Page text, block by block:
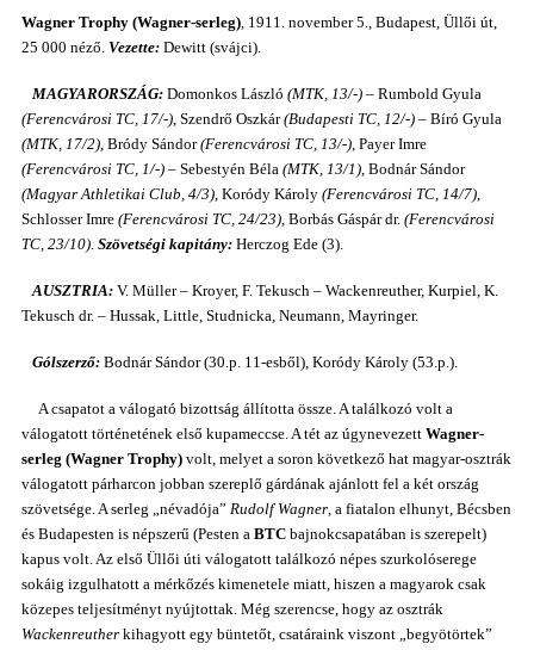
Wagner Trophy (Wagner-serleg), 1911. november 5., Budapest, Üllői út,
25 000 néző. Vezette: Dewitt (svájci).
MAGYARORSZÁG: Domonkos László (MTK, 13/-) – Rumbold Gyula
(Ferencvárosi TC, 17/-), Szendrő Oszkár(Budapesti TC, 12/-) – Bíró Gyula
(MTK, 17/2), Bródy Sándor(Ferencvárosi TC, 13/-), Payer Imre
(Ferencvárosi TC, 1/-) – Sebestyén Béla (MTK, 13/1), Bodnár Sándor
(Magyar Athletikai Club, 4/3), Koródy Károly (Ferencvárosi TC, 14/7),
Schlosser Imre (Ferencvárosi TC, 24/23), Borbás Gáspár dr. (Ferencvárosi
TC, 23/10). Szövetségi kapitány: Herczog Ede (3).
AUSZTRIA: V. Müller – Kroyer, F. Tekusch – Wackenreuther, Kurpiel, K.
Tekusch dr. – Hussak, Little, Studnicka, Neumann, Mayringer.
Gólszerző: Bodnár Sándor (30.p. 11-esből), Koródy Károly (53.p.).
A csapatot a válogató bizottság állította össze. A találkozó volt a
válogatott történetének első kupameccse. A tét az úgynevezett Wagner-
serleg (Wagner Trophy) volt, melyet a soron következő hat magyar-osztrák
válogatott párharcon jobban szereplő gárdának ajánlott fel a két ország
szövetsége. A serleg „névadója” Rudolf Wagner, a fiatalon elhunyt, Bécsben
és Budapesten is népszerű (Pesten a BTC bajnokcsapatában is szerepelt)
kapus volt. Az első Üllői úti válogatott találkozó népes szurkolóserege
sokáig izgulhatott a mérkőzés kimenetele miatt, hiszen a magyarok csak
közepes teljesítményt nyújtottak. Még szerencse, hogy az osztrák
Wackenreuther kihagyott egy büntetőt, csatáraink viszont „begyötörtek”